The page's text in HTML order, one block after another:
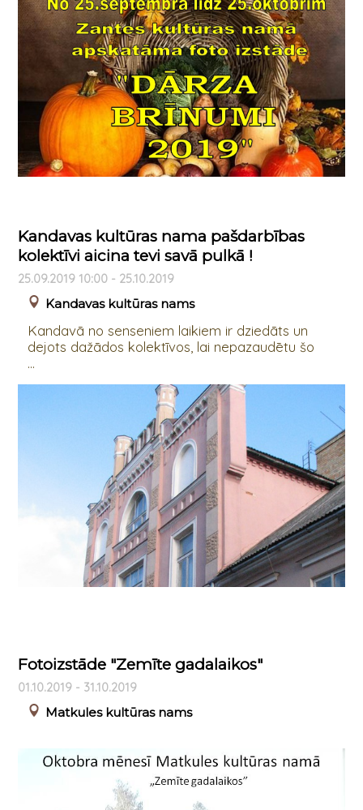
Kandavas kultūras nama pašdarbības
kolektīvi aicina tevi savā pulkā !
25.09.2019 10:00 - 25.10.2019
Kandavas kultūras nams
Kandavā no senseniem laikiem ir dziedāts un
dejots dažādos kolektīvos, lai nepazaudētu šo
...
Fotoizstāde "Zemīte gadalaikos"
01.10.2019 - 31.10.2019
Matkules kultūras nams